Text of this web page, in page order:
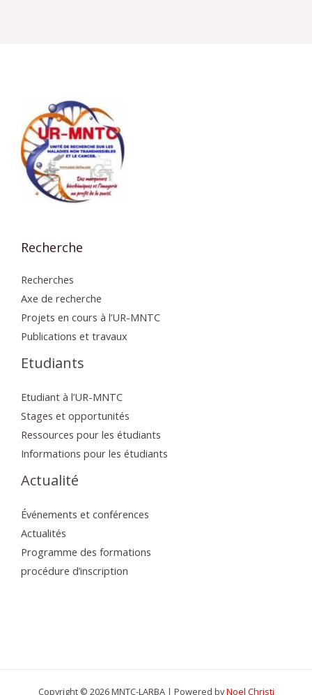
Recherche
Recherches
Axe de recherche
Projets en cours à l’UR-MNTC
Publications et travaux
Etudiants
Etudiant à l’UR-MNTC
Stages et opportunités
Ressources pour les étudiants
Informations pour les étudiants
Actualité
Événements et conférences
Actualités
Programme des formations
procédure d’inscription
Copyright © 2026 MNTC-LARBA | Powered byNoel Christi